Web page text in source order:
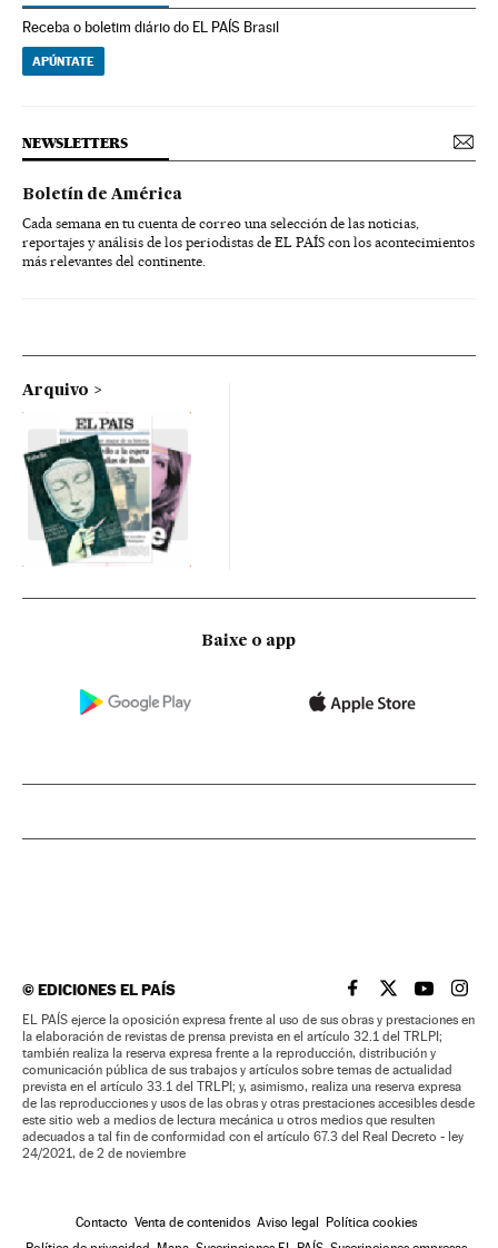
Receba o boletim diário do EL PAÍS Brasil
APÚNTATE
NEWSLETTERS
Boletín de América
Cada semana en tu cuenta de correo una selección de las noticias,
reportajes y análisis de los periodistas de EL PAÍS con los acontecimientos
más relevantes del continente.
Arquivo
Baixe o app
©EDICIONES EL PAÍS EL PAÍS BRASIL EN
EL PAÍSEL PAÍS
EL
EL PAÍS ejerce la oposición expresa frente al uso de sus obras y prestaciones en
la elaboración de revistas de prensa prevista en el artículo 32.1 del TRLPI;
también realiza la reserva expresa frente a la reproducción, distribución y
comunicación pública de sus trabajos y artículos sobre temas de actualidad
prevista en el artículo 33.1 del TRLPI; y, asimismo, realiza una reserva expresa
de las reproducciones y usos de las obras y otras prestaciones accesibles desde
este sitio web a medios de lectura mecánica u otros medios que resulten
adecuados a tal fin de conformidad con el artículo 67.3 del Real Decreto - ley
24/2021, de 2 de noviembre
Contacto Venta de contenidos Aviso legal
Política cookies